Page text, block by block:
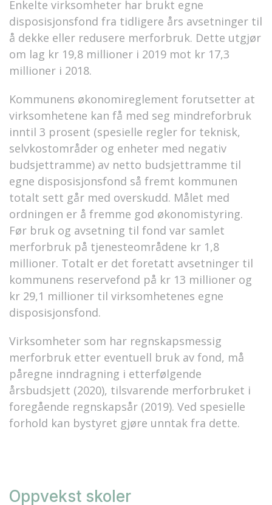
Enkelte virksomheter har brukt egne
disposisjonsfond fra tidligere års avsetninger til
å dekke eller redusere merforbruk. Dette utgjør
om lag kr 19,8 millioner i 2019 mot kr 17,3
millioner i 2018.
Kommunens økonomireglement forutsetter at
virksomhetene kan få med seg mindreforbruk
inntil 3 prosent (spesielle regler for teknisk,
selvkostområder og enheter med negativ
budsjettramme) av netto budsjettramme til
egne disposisjonsfond så fremt kommunen
totalt sett går med overskudd. Målet med
ordningen er å fremme god økonomistyring.
Før bruk og avsetning til fond var samlet
merforbruk på tjenesteområdene kr 1,8
millioner. Totalt er det foretatt avsetninger til
kommunens reservefond på kr 13 millioner og
kr 29,1 millioner til virksomhetenes egne
disposisjonsfond.
Virksomheter som har regnskapsmessig
merforbruk etter eventuell bruk av fond, må
påregne inndragning i etterfølgende
årsbudsjett (2020), tilsvarende merforbruket i
foregående regnskapsår (2019). Ved spesielle
forhold kan bystyret gjøre unntak fra dette.
Oppvekst skoler